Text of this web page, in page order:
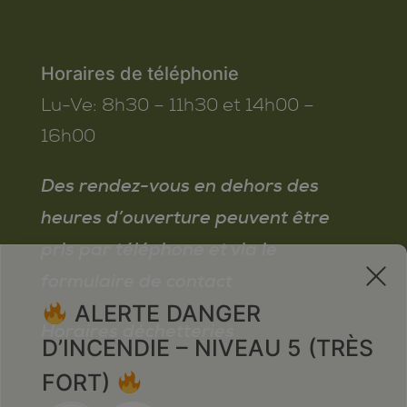
Horaires de téléphonie
Lu-Ve: 8h30 – 11h30 et 14h00 –
16h00
Des rendez-vous en dehors des
heures d’ouverture peuvent être
pris par téléphone et via le
Horaires déchetteries
x
ALERTE DANGER
D’INCENDIE – NIVEAU 5 (TRÈS
FORT)